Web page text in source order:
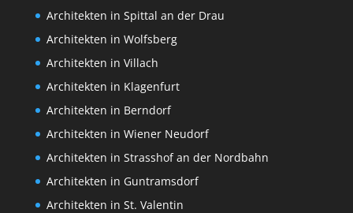
Architekten in Spittal an der Drau
Architekten in Wolfsberg
Architekten in Villach
Architekten in Klagenfurt
Architekten in Berndorf
Architekten in Wiener Neudorf
Architekten in Strasshof an der Nordbahn
Architekten in Guntramsdorf
Architekten in St. Valentin